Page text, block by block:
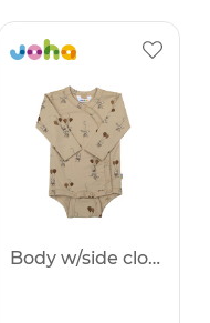
Body w/side closing - 25%